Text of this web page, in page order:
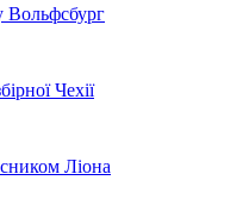
Вольфсбург
Чехії
Ліона